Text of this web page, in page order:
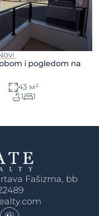
i pogledom na
43 м²
1
1
Fašizma, bb